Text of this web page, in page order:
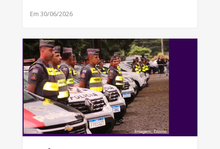
Em 30/06/2026